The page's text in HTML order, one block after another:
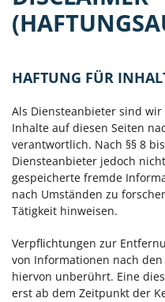
HAFTUNG FÜR
Als Diensteanbieter sind wir
Inhalte auf diesen Seiten
verantwortlich. Nach §§ 8
Diensteanbieter jedoch
gespeicherte fremde
nach Umständen zu
Tätigkeit hinweisen.
Verpflichtungen zur
von Informationen nach
hiervon unberührt. Eine
erst ab dem Zeitpunkt der